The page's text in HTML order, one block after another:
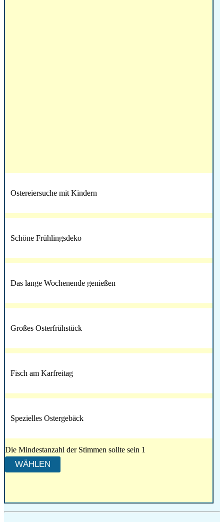
Ostereiersuche mit Kindern
Schöne Frühlingsdeko
Das lange Wochenende genießen
Großes Osterfrühstück
Fisch am Karfreitag
Spezielles Ostergebäck
Die Mindestanzahl der Stimmen sollte sein 1